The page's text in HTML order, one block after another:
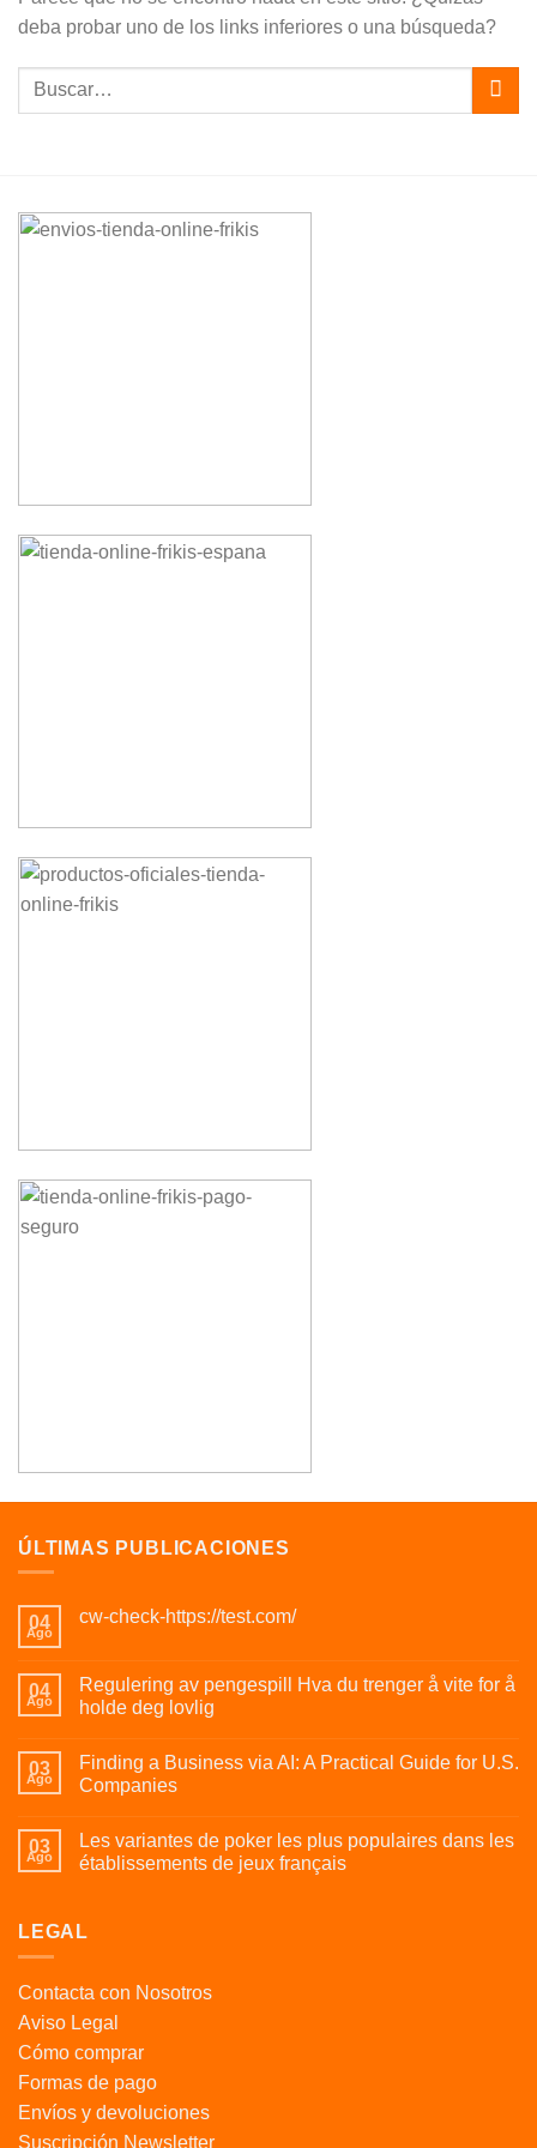
deba probar uno de los links inferiores o una búsqueda?
ÚLTIMAS PUBLICACIONES
04
Ago
cw-check-https://test.com/
04
Ago
Regulering av pengespill Hva du trenger å vite for å
holde deg lovlig
03
Ago
Finding a Business via AI: A Practical Guide for U.S.
Companies
03
Ago
Les variantes de poker les plus populaires dans les
établissements de jeux français
LEGAL
Contacta con Nosotros
Aviso Legal
Cómo comprar
Formas de pago
Envíos y devoluciones
Suscripción Newsletter